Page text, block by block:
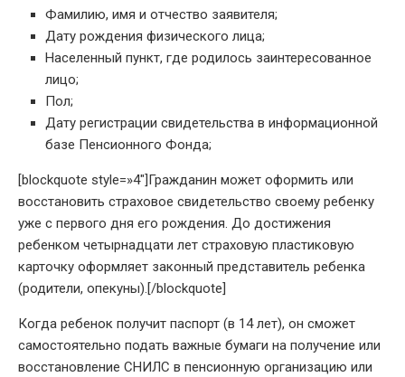
Фамилию, имя и отчество заявителя;
Дату рождения физического лица;
Населенный пункт, где родилось заинтересованное
лицо;
Пол;
Дату регистрации свидетельства в информационной
базе Пенсионного Фонда;
[blockquote style=»4″]Гражданин может оформить или
восстановить страховое свидетельство своему ребенку
уже с первого дня его рождения. До достижения
ребенком четырнадцати лет страховую пластиковую
карточку оформляет законный представитель ребенка
(родители, опекуны).[/blockquote]
Когда ребенок получит паспорт (в 14 лет), он сможет
самостоятельно подать важные бумаги на получение или
восстановление СНИЛС в пенсионную организацию или